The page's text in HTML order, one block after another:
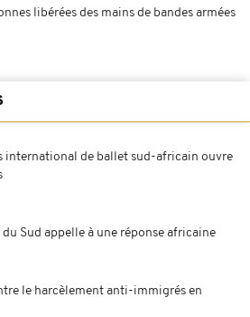
libérées des mains de bandes armées
international de ballet sud-africain ouvre
Sud appelle à une réponse africaine
le harcèlement anti-immigrés en